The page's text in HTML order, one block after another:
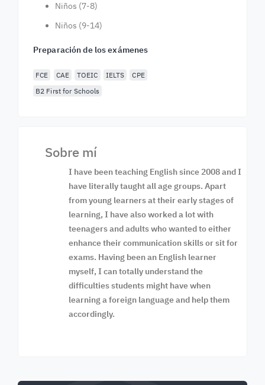
Niños (7-8)
Niños (9-14)
Preparación de los exámenes
FCE CAE TOEIC IELTS
CPE
B2 First for Schools
Sobre mí
I have been teaching English since 2008 and I
have literally taught all age groups. Apart
from young learners at their early stages of
learning, I have also worked a lot with
teenagers and adults who wanted to either
enhance their communication skills or sit for
exams. Having been an English learner
myself, I can totally understand the
difficulties students might have when
learning a foreign language and help them
accordingly.